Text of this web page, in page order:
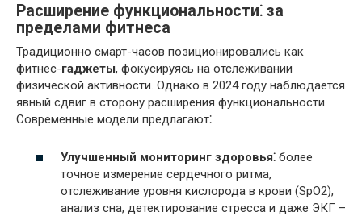
Расширение функциональности⁚ за
пределами фитнеса
Традиционно смарт-часов позиционировались как
фитнес-гаджеты, фокусируясь на отслеживании
физической активности. Однако в 2024 году наблюдается
явный сдвиг в сторону расширения функциональности.
Современные модели предлагают⁚
Улучшенный мониторинг здоровья⁚ более
точное измерение сердечного ритма,
отслеживание уровня кислорода в крови (SpO2),
анализ сна, детектирование стресса и даже ЭКГ –